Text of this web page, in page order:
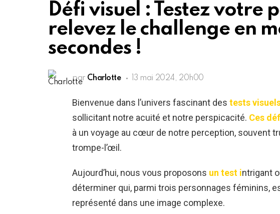
Défi visuel : Testez votre
relevez le challenge en
secondes !
par Charlotte 13 mai 2024, 20h00
Bienvenue dans l’univers fascinant des tests
sollicitant notre acuité et notre perspicacité. Ces
à un voyage au cœur de notre perception, souvent
trompe-l’œil.
Aujourd’hui, nous vous proposons un test intrigant
déterminer qui, parmi trois personnages féminins,
représenté dans une image complexe.